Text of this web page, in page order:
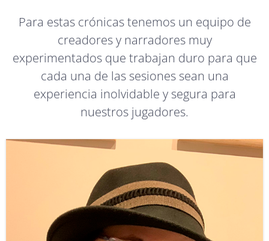
Para estas crónicas tenemos un equipo de
creadores y narradores muy
experimentados que trabajan duro para que
cada una de las sesiones sean una
experiencia inolvidable y segura para
nuestros jugadores.